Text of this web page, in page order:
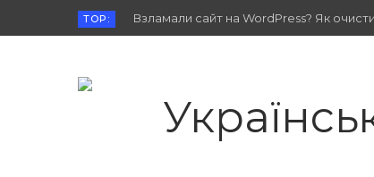
TOP: Взламали сайт на WordPress? Як